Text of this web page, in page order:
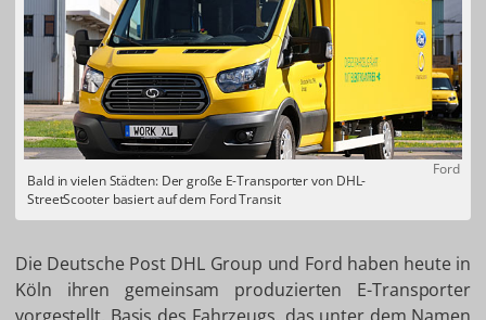
Ford
Bald in vielen Städten: Der große E-Transporter von DHL-
StreetScooter basiert auf dem Ford Transit
Die Deutsche Post DHL Group und Ford haben heute in
Köln ihren gemeinsam produzierten E-Transporter